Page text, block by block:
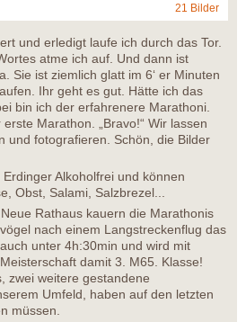
21 Bilder
und erledigt laufe ich durch das Tor.
atme ich auf. Und dann ist
Sie ist ziemlich glatt im 6‘ er Minuten
Ihr geht es gut. Hätte ich das
bin ich der erfahrenere Marathoni.
Marathon. „Bravo!“ Wir lassen
und fotografieren. Schön, die Bilder
Alkoholfrei und können
Obst, Salami, Salzbrezel...
Rathaus kauern die Marathonis
nach einem Langstreckenflug das
unter 4h:30min und wird mit
damit 3. M65. Klasse!
zwei weitere gestandene
Umfeld, haben auf den letzten
müssen.